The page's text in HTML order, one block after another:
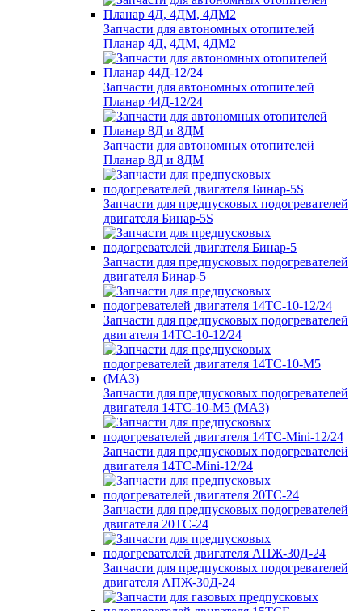
Запчасти для автономных отопителей
Планар 4Д, 4ДМ, 4ДМ2
Запчасти для автономных отопителей
Планар 44Д-12/24
Запчасти для автономных отопителей
Планар 8Д и 8ДМ
Запчасти для предпусковых подогревателей
двигателя Бинар-5S
Запчасти для предпусковых подогревателей
двигателя Бинар-5
Запчасти для предпусковых подогревателей
двигателя 14ТС-10-12/24
Запчасти для предпусковых подогревателей
двигателя 14ТС-10-М5 (МАЗ)
Запчасти для предпусковых подогревателей
двигателя 14ТС-Mini-12/24
Запчасти для предпусковых подогревателей
двигателя 20ТС-24
Запчасти для предпусковых подогревателей
двигателя АПЖ-30Д-24